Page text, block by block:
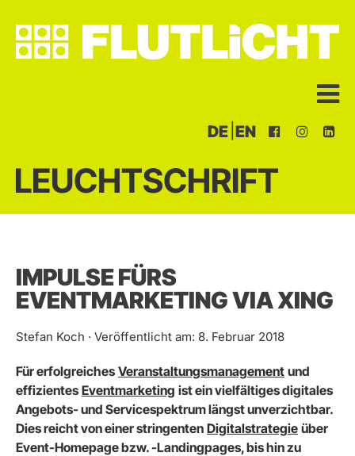
DE EN
LEUCHTSCHRIFT
IMPULSE FÜRS
EVENTMARKETING VIA XING
Stefan Koch · Veröffentlicht am: 8. Februar 2018
Für erfolgreichesVeranstaltungsmanagement und
effizientesEventmarketing ist ein vielfältiges digitales
Angebots- und Servicespektrum längst unverzichtbar.
Dies reicht von einer stringenten Digitalstrategie über
Event-Homepage bzw. -Landingpages, bis hin zu